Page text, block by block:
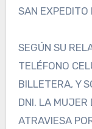
SAN EXPEDITO
SEGÚN SU
TELÉFONO
BILLETERA, Y
DNI. LA MUJER
ATRAVIESA